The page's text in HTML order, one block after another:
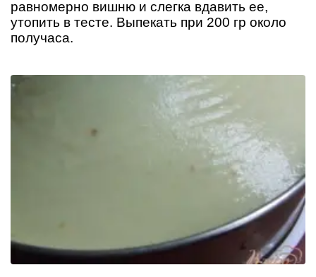
равномерно вишню и слегка вдавить ее,
утопить в тесте. Выпекать при 200 гр около
получаса.